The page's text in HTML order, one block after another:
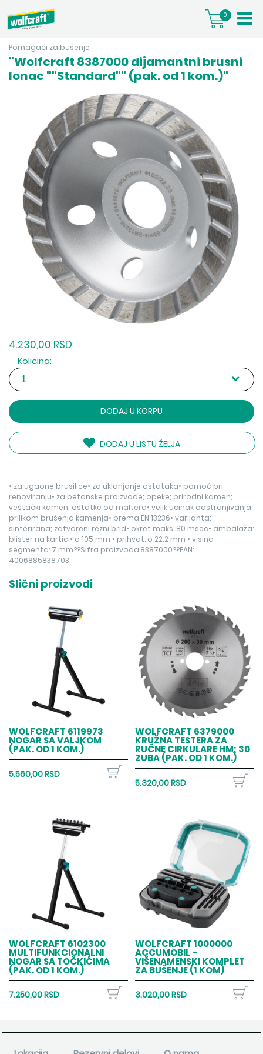
0
Pomagači za bušenje
"Wolfcraft 8387000 dijamantni brusni
lonac ""Standard"" (pak. od 1 kom.)"
4.230,00 RSD
Kolicina:
DODAJ U KORPU
DODAJ U LISTU ŽELJA
• za ugaone brusilice• za uklanjanje ostataka• pomoć pri
renoviranju• za betonske proizvode; opeke; prirodni kamen;
veštački kamen; ostatke od maltera• velik učinak odstranjivanja
prilikom brušenja kamenja• prema EN 13236• varijanta:
sinterirana; zatvoreni rezni brid• okret maks. 80 msec• ambalaža:
blister na kartici• o 105 mm • prihvat: o 22;2 mm • visina
segmenta: 7 mm??Šifra proizvoda:8387000??EAN:
4006885838703
Slični proizvodi
WOLFCRAFT 6119973
NOGAR SA VALJKOM
(PAK. OD 1 KOM.)
5.560,00 RSD
WOLFCRAFT 6379000
KRUŽNA TESTERA ZA
RUČNE CIRKULARE HM; 30
ZUBA (PAK. OD 1 KOM.)
5.320,00 RSD
WOLFCRAFT 6102300
MULTIFUNKCIONALNI
NOGAR SA TOČKIĆIMA
(PAK. OD 1 KOM.)
7.250,00 RSD
WOLFCRAFT 1000000
ACCUMOBIL -
VIŠENAMENSKI KOMPLET
ZA BUŠENJE (1 KOM)
3.020,00 RSD